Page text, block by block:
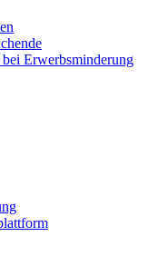
Erwerbsminderung